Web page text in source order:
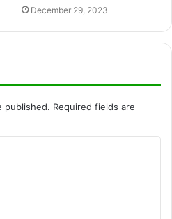
December 29, 2023
published. Required fields are